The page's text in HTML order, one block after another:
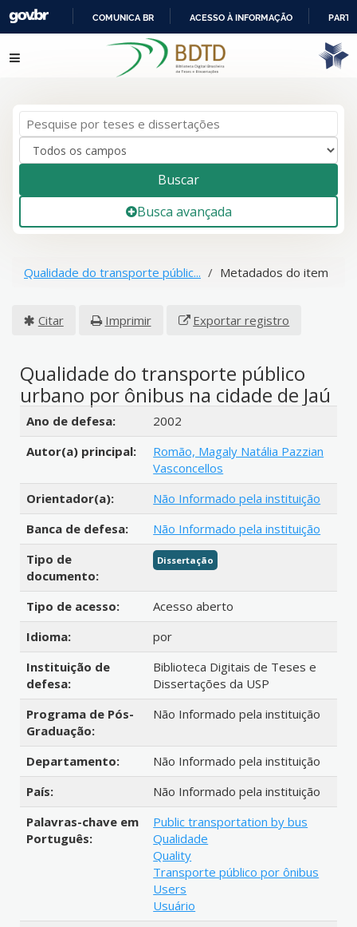
IR
PARA
COMUNICA BR ACESSO À INFORMAÇÃO
Pular para o conteúdo
Buscar
Busca avançada
Qualidade do transporte públic... Metadados do item
Citar Imprimir Exportar registro
Qualidade do transporte público
urbano por ônibus na cidade de Jaú
Detalhes bibliográficos
Ano de defesa:
2002
Autor(a) principal:
Romão, Magaly Natália Pazzian
Vasconcellos
Orientador(a):
Não Informado pela instituição
Banca de defesa:
Não Informado pela instituição
Tipo de
documento:
Dissertação
Tipo de acesso:
Acesso aberto
Idioma:
por
Instituição de
defesa:
Biblioteca Digitais de Teses e
Dissertações da USP
Programa de Pós-
Graduação:
Não Informado pela instituição
Departamento:
Não Informado pela instituição
País:
Não Informado pela instituição
Palavras-chave em
Português:
Public transportation by bus
Qualidade
Quality
Transporte público por ônibus
Users
Usuário